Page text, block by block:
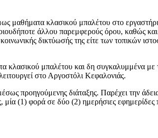
μαθήματα κλασικού μπαλέτου στο
άλλου παρεμφερούς όρου, καθώς
δικτύωσής της είτε των τοπικών
κλασικού μπαλέτου και δη συγκαλυμμένα
στο Αργοστόλι Κεφαλονιάς.
προηγούμενης διάταξης. Παρέχει την
(1) φορά σε δύο (2) ημερήσιες